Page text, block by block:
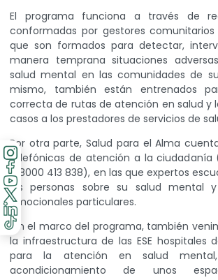
El programa funciona a través de
conformadas por gestores
que son formados para detectar,
manera temprana situaciones
salud mental en las comunidades de
mismo, también están entrenados
correcta de rutas de atención en salud y
casos a los prestadores de servicios de
Por otra parte, Salud para el Alma
telefónicas de atención a la ciudadanía
018000 413 838), en las que expertos
las personas sobre su salud mental
emocionales particulares.
“En el marco del programa, también
la infraestructura de las ESE hospitales
para la atención en salud
acondicionamiento de unos